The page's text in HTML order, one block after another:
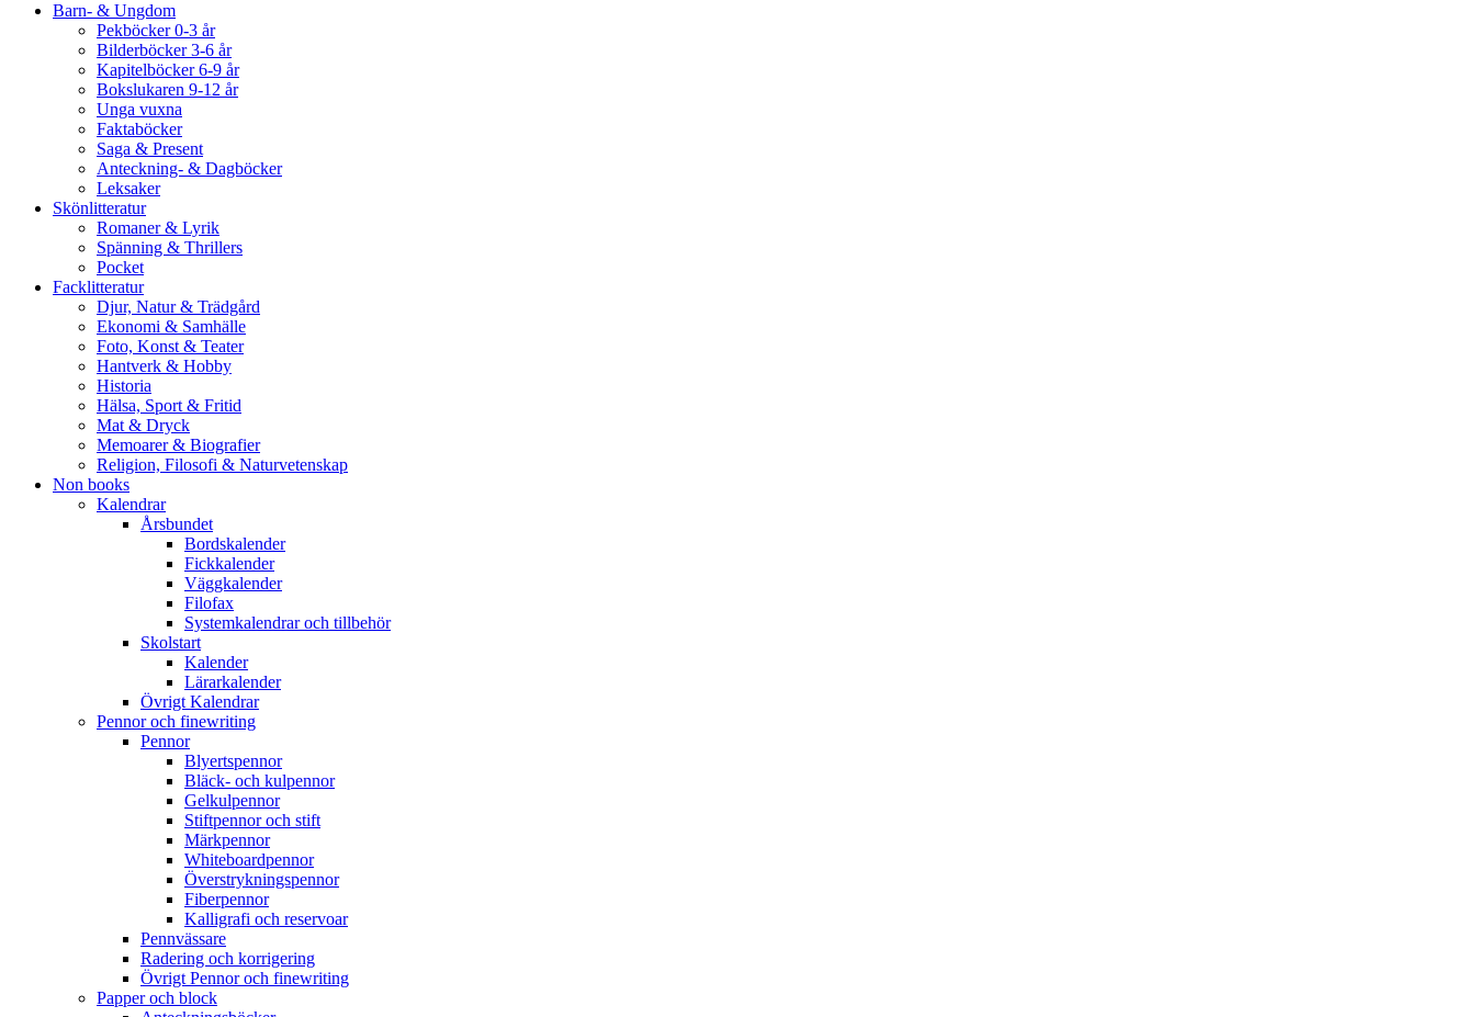
Barn- & Ungdom
Pekböcker 0-3 år
Bilderböcker 3-6 år
Kapitelböcker 6-9 år
Bokslukaren 9-12 år
Unga vuxna
Faktaböcker
Saga & Present
Anteckning- & Dagböcker
Leksaker
Skönlitteratur
Romaner & Lyrik
Spänning & Thrillers
Pocket
Facklitteratur
Djur, Natur & Trädgård
Ekonomi & Samhälle
Foto, Konst & Teater
Hantverk & Hobby
Historia
Hälsa, Sport & Fritid
Mat & Dryck
Memoarer & Biografier
Religion, Filosofi & Naturvetenskap
Non books
Kalendrar
Årsbundet
Bordskalender
Fickkalender
Väggkalender
Filofax
Systemkalendrar och tillbehör
Skolstart
Kalender
Lärarkalender
Övrigt Kalendrar
Pennor och finewriting
Pennor
Blyertspennor
Bläck- och kulpennor
Gelkulpennor
Stiftpennor och stift
Märkpennor
Whiteboardpennor
Överstrykningspennor
Fiberpennor
Kalligrafi och reservoar
Pennvässare
Radering och korrigering
Övrigt Pennor och finewriting
Papper och block